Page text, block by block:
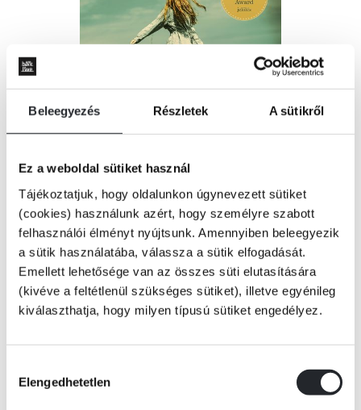
Beleegyezés Részletek A sütikről
Ez a weboldal sütiket használ
Tájékoztatjuk, hogy oldalunkon úgynevezett sütiket
(cookies) használunk azért, hogy személyre szabott
felhasználói élményt nyújtsunk. Amennyiben beleegyezik
a sütik használatába, válassza a sütik elfogadását.
Emellett lehetősége van az összes süti elutasítására
(kivéve a feltétlenül szükséges sütiket), illetve egyénileg
kiválaszthatja, hogy milyen típusú sütiket engedélyez.
kiválasztása
Elengedhetetlen